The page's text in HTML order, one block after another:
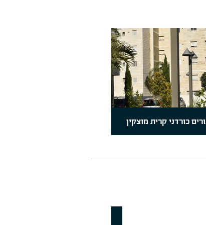
כורדני קרית מוצקין